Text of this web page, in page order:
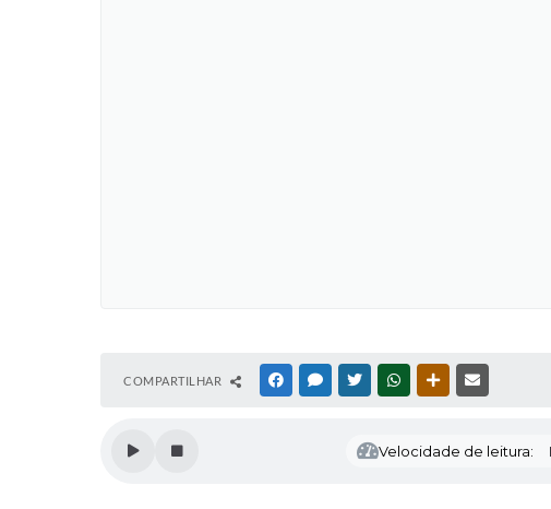
COMPARTILHAR FACEBOOKMESSENGER
TWITTERWHATSAPPOUTRAS MÍDIAS
Velocidade de leitura: